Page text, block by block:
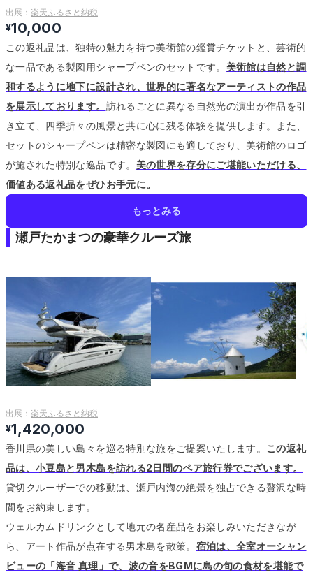
出展： 楽天ふるさと納税
¥10,000
この返礼品は、独特の魅力を持つ美術館の鑑賞チケットと、芸術的
な一品である製図用シャープペンのセットです。 美術館は自然と調
和するように地下に設計され、世界的に著名なアーティストの作品
を展示しております。 訪れるごとに異なる自然光の演出が作品を引
き立て、四季折々の風景と共に心に残る体験を提供します。
また、
セットのシャープペンは精密な製図にも適しており、美術館のロゴ
が施された特別な逸品です。 美の世界を存分にご堪能いただける、
価値ある返礼品をぜひお手元に。
もっとみる
瀬戸たかまつの豪華クルーズ旅
出展： 楽天ふるさと納税
¥1,420,000
香川県の美しい島々を巡る特別な旅をご提案いたします。 この返礼
品は、小豆島と男木島を訪れる2日間のペア旅行券でございます。
貸切クルーザーでの移動は、瀬戸内海の絶景を独占できる贅沢な時
間をお約束します。
ウェルカムドリンクとして地元の名産品をお楽しみいただきなが
ら、アート作品が点在する男木島を散策。 宿泊は、全室オーシャン
ビューの「海音 真理」で、波の音をBGMに島の旬の食材を堪能で